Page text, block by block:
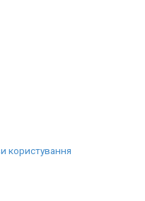
користування